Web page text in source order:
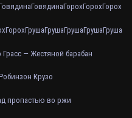
ГовядинаГорохГорохГорох
ГорохГрушаГрушаГрушаГрушаГруша
Грасс — Жестяной барабан
Крузо
пропастью во ржи